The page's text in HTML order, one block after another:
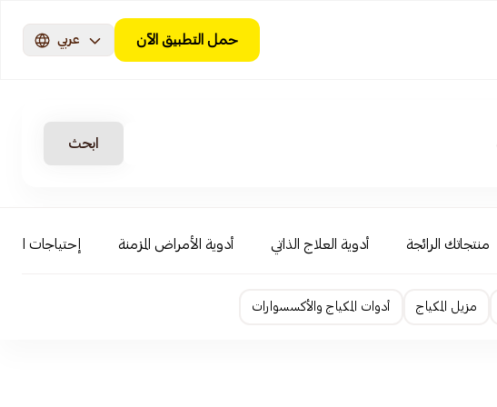
حمل التطبيق الآن عربي
ابحث
منتجاتك الرائجة أدوية العلاج الذاتي أدوية الأمراض المزمنة إحتياجات
مزيل المكياج أدوات المكياج والأكسسوارات